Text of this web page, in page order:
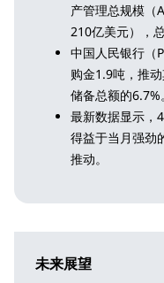
产管理总规模（
210亿美元），
中国人民银行（
购金1.9吨，推
储备总额的6.7%。
最新数据显示，
得益于当月强劲
推动。
未来展望